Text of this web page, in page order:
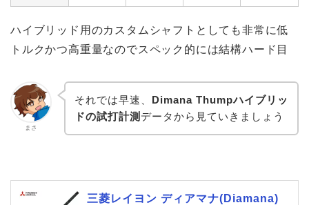
ハイブリッド用のカスタムシャフトとしても非常に低
トルクかつ高重量なのでスペック的には結構ハード目
まさ
それでは早速、 Dimana Thumpハイブリッ
ドの試打計測 データから見ていきましょう
三菱レイヨン ディアマナ(Diamana)